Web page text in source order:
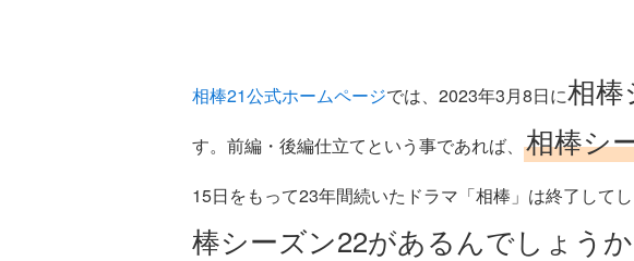
相棒21公式ホームページでは、2023年3月8日に相棒
す。前編・後編仕立てという事であれば、 相棒シ
15日をもって23年間続いたドラマ「相棒」は終了して
棒シーズン22があるんでしょう